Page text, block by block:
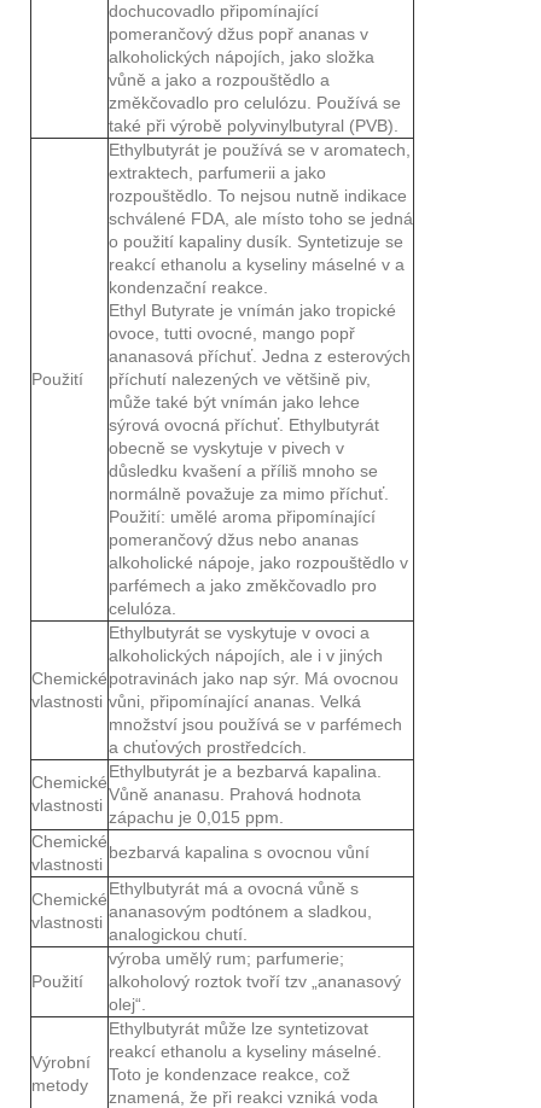
dochucovadlo připomínající
pomerančový džus popř ananas v
alkoholických nápojích, jako složka
vůně a jako a rozpouštědlo a
změkčovadlo pro celulózu. Používá se
také při výrobě polyvinylbutyral (PVB).
Použití
Ethylbutyrát je používá se v aromatech,
extraktech, parfumerii a jako
rozpouštědlo. To nejsou nutně indikace
schválené FDA, ale místo toho se jedná
o použití kapaliny dusík. Syntetizuje se
reakcí ethanolu a kyseliny máselné v a
kondenzační reakce.
Ethyl Butyrate je vnímán jako tropické
ovoce, tutti ovocné, mango popř
ananasová příchuť. Jedna z esterových
příchutí nalezených ve většině piv,
může také být vnímán jako lehce
sýrová ovocná příchuť. Ethylbutyrát
obecně se vyskytuje v pivech v
důsledku kvašení a příliš mnoho se
normálně považuje za mimo příchuť.
Použití: umělé aroma připomínající
pomerančový džus nebo ananas
alkoholické nápoje, jako rozpouštědlo v
parfémech a jako změkčovadlo pro
celulóza.
Chemické
vlastnosti
Ethylbutyrát se vyskytuje v ovoci a
alkoholických nápojích, ale i v jiných
potravinách jako nap sýr. Má ovocnou
vůni, připomínající ananas. Velká
množství jsou používá se v parfémech
a chuťových prostředcích.
Chemické
vlastnosti
Ethylbutyrát je a bezbarvá kapalina.
Vůně ananasu. Prahová hodnota
zápachu je 0,015 ppm.
Chemické
vlastnosti
bezbarvá kapalina s ovocnou vůní
Chemické
vlastnosti
Ethylbutyrát má a ovocná vůně s
ananasovým podtónem a sladkou,
analogickou chutí.
Použití
výroba umělý rum; parfumerie;
alkoholový roztok tvoří tzv „ananasový
olej“.
Výrobní
metody
Ethylbutyrát může lze syntetizovat
reakcí ethanolu a kyseliny máselné.
Toto je kondenzace reakce, což
znamená, že při reakci vzniká voda